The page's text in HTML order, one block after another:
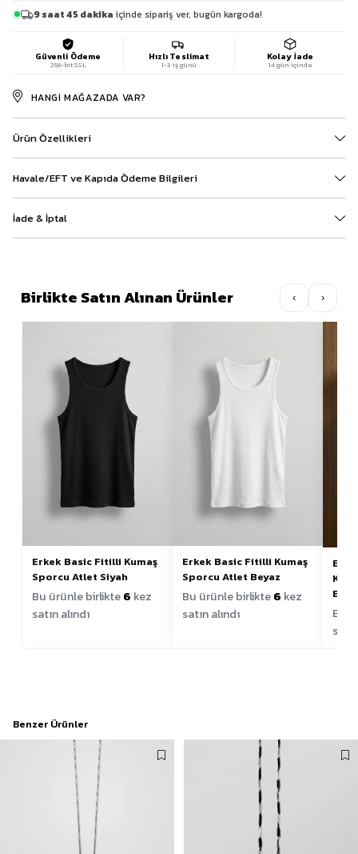
9 saat 45 dakika içinde sipariş ver, bugün kargoda!
Güvenli Ödeme
256-bit SSL
Hızlı Teslimat
1-3 iş günü
Kolay İade
14 gün içinde
HANGI MAĞAZADA VAR?
Ürün Özellikleri
Havale/EFT ve Kapıda Ödeme Bilgileri
İade & İptal
Birlikte Satın Alınan Ürünler ‹ ›
Erkek Basic Fitilli Kumaş
Sporcu Atlet Siyah
Bu ürünle birlikte6 kez
satın alındı
Erkek Basic Fitilli Kumaş
Sporcu Atlet Beyaz
Bu ürünle birlikte6 kez
satın alındı
Bu
Benzer Ürünler